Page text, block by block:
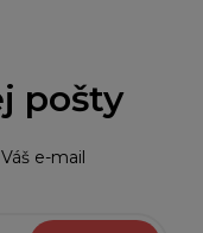
pošty
e-mail